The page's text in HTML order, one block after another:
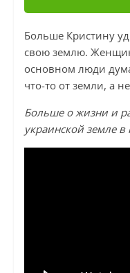
Больше Кристину
свою землю.
основном люди
что-то от земли, а
Больше о жизни и
украинской земле